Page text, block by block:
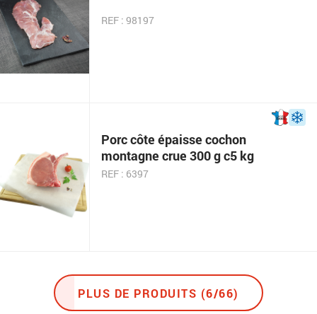
REF : 98197
Porc côte épaisse cochon
montagne crue 300 g c5 kg
REF : 6397
PLUS DE PRODUITS (6/66)